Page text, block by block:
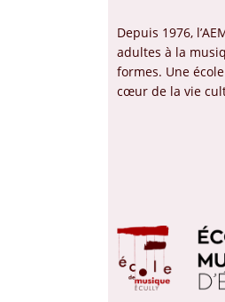
Depuis 1976,
adultes à la
formes. Une
cœur de la vie